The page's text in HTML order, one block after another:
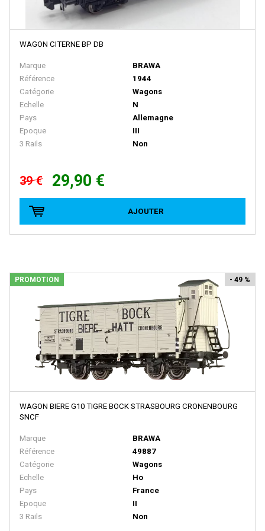
LOCO DIFFUSION
LOCOSTYL
LOK14
LR Press
LSM (Limited Series Models)
LSMODELS
MABAR
MARCEL JOLLY MODELISME
MASTERPIECE
MEHANO
MERTEN
METAL87
METRO MODELS
Metrop
MF Train
MIBER
MICRO-METAKIT
MICRO-TRAINS
MICRO CITY
WAGON CITERNE BP DB
Marque
BRAWA
Référence
1944
Catégorie
Wagons
Echelle
N
Pays
Allemagne
Epoque
III
3 Rails
Non
39 € 29,90 €
AJOUTER
PROMOTION
WAGON BIERE G10 TIGRE BOCK STRASBOURG CRONENBOURG
SNCF
Marque
BRAWA
Référence
49887
Catégorie
Wagons
Echelle
Ho
Pays
France
Epoque
II
3 Rails
Non
- 49 %